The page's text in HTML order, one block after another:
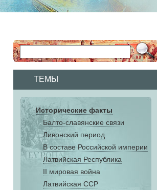
ТЕМЫ
Исторические факты
Балто-славянские связи
Ливонский период
В составе Российской империи
Латвийская Республика
II мировая война
Латвийская ССР